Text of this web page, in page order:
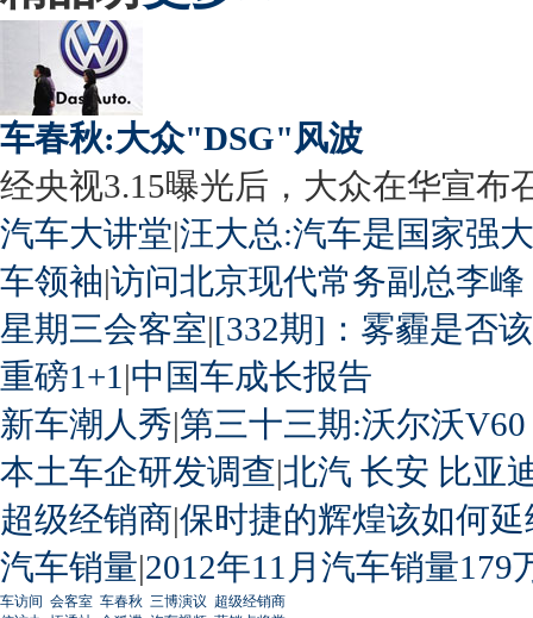
车春秋:大众"DSG"风波
经央视3.15曝光后，大众在华宣布
汽车大讲堂|汪大总:汽车是国家强
车领袖|访问北京现代常务副总李峰
星期三会客室|[332期]：雾霾是否
重磅1+1 |中国车成长报告
新车潮人秀|第三十三期:沃尔沃
本土车企研发调查|北汽 长安 比亚
超级经销商|保时捷的辉煌该如何延
汽车销量|2012年11月汽车销量179
车访间 会客室 车春秋 三博演议 超级经销商